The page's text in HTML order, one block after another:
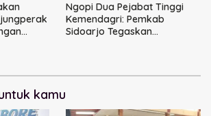
Ngopi Dua Pejabat Tinggi
Kemendagri: Pemkab
Sidoarjo Tegaskan
kamu